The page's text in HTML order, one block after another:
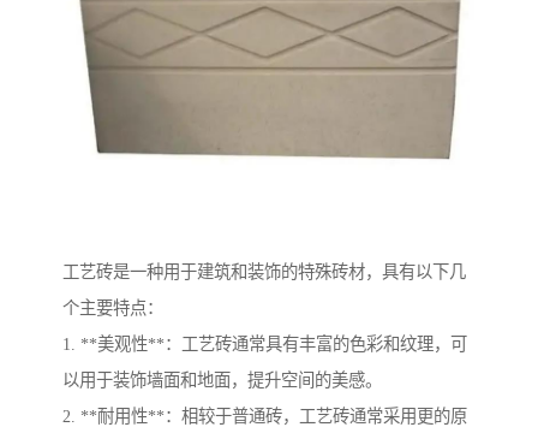
工艺砖是一种用于建筑和装饰的特殊砖材，具有以下几
个主要特点：
1. **美观性**：工艺砖通常具有丰富的色彩和纹理，可
以用于装饰墙面和地面，提升空间的美感。
2. **耐用性**：相较于普通砖，工艺砖通常采用更的原